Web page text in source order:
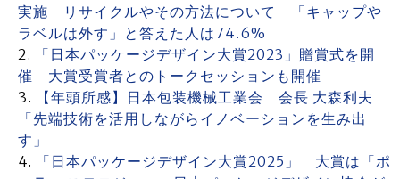
実施 リサイクルやその方法について 「キャップや
ラベルは外す」と答えた人は74.6%
「日本パッケージデザイン大賞2023」贈賞式を開
催 大賞受賞者とのトークセッションも開催
【年頭所感】日本包装機械工業会 会長 大森利夫
「先端技術を活用しながらイノベーションを生み出
す」
「日本パッケージデザイン大賞2025」 大賞は「ポ